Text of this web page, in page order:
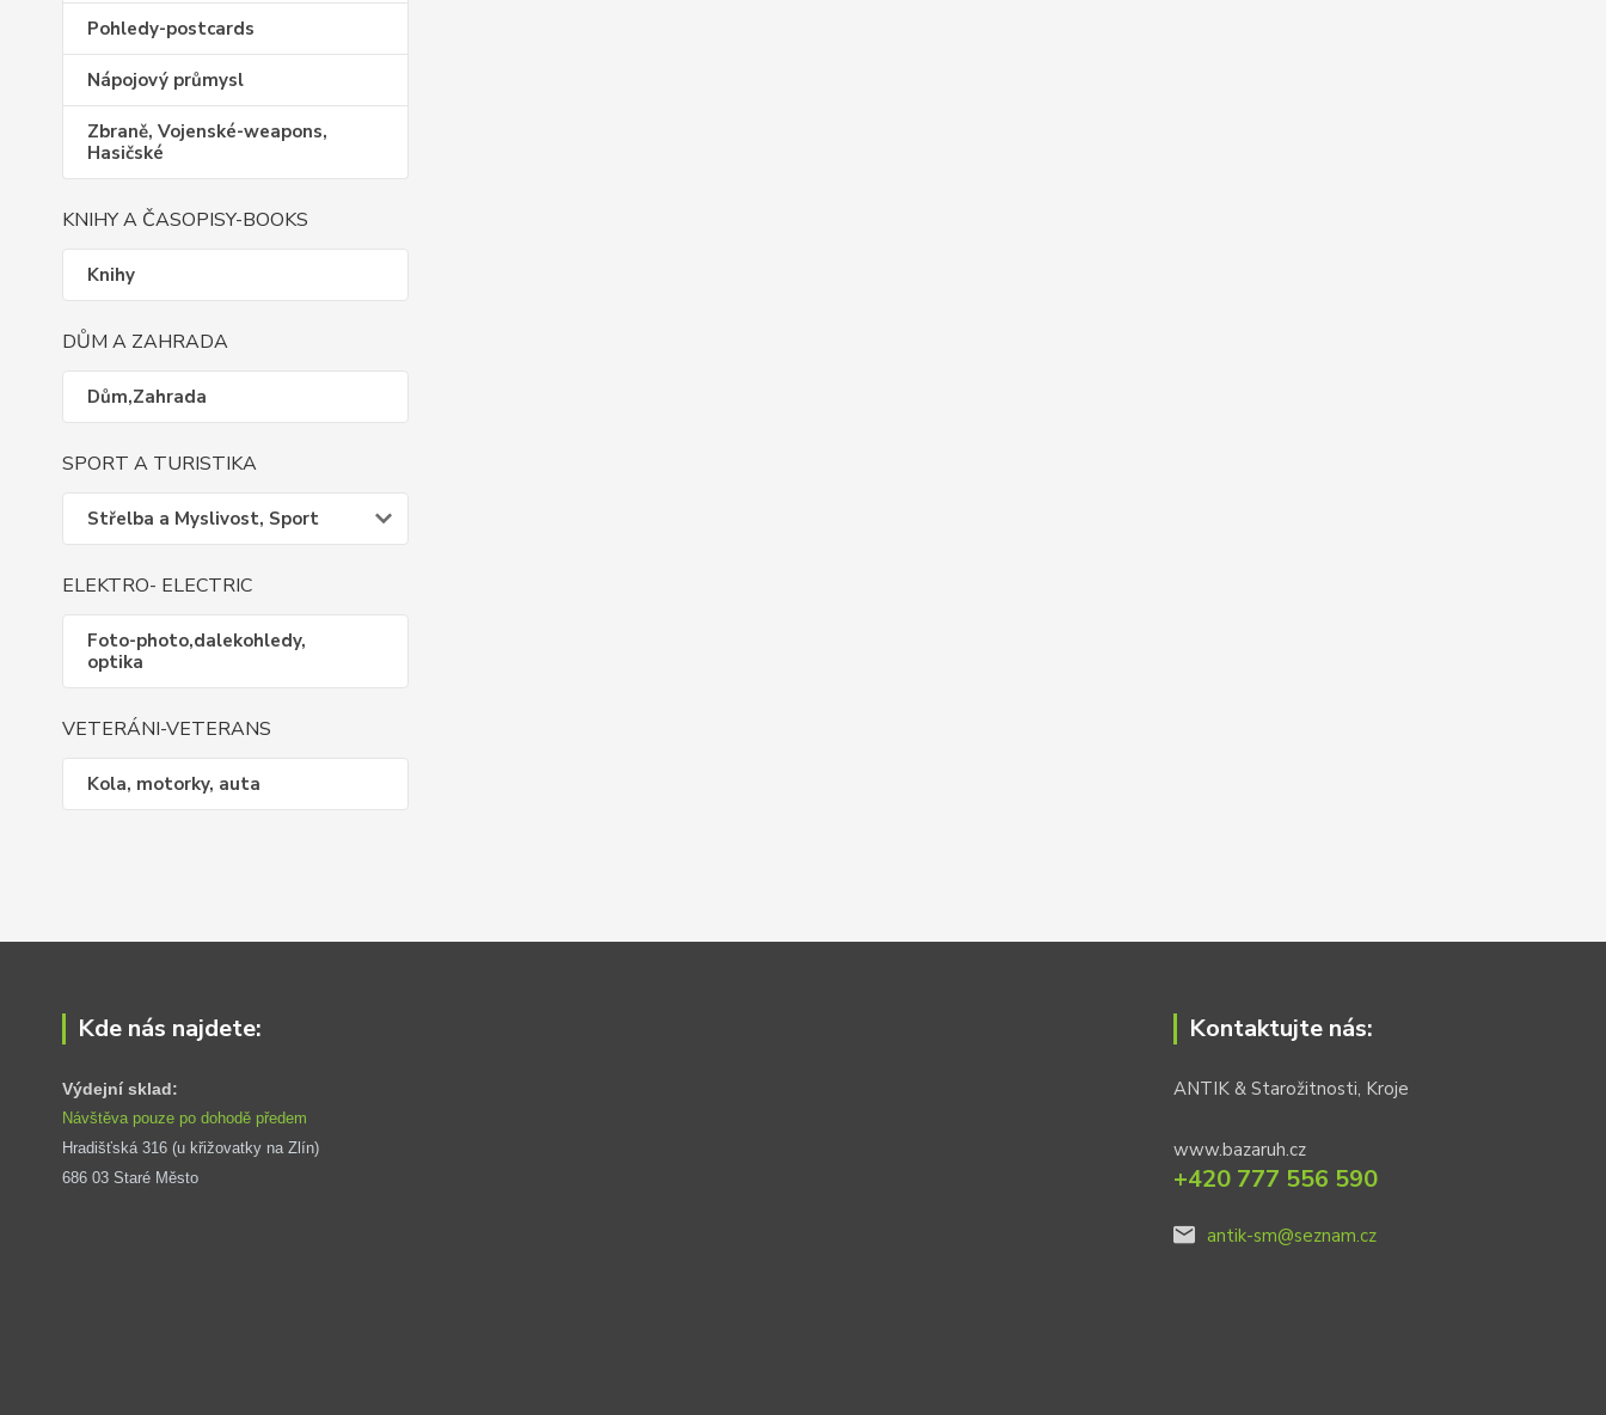
Pohledy-postcards
Nápojový průmysl
Zbraně, Vojenské-weapons,
Hasičské
KNIHY A ČASOPISY-BOOKS
Knihy
DŮM A ZAHRADA
Dům,Zahrada
SPORT A TURISTIKA
Střelba a Myslivost, Sport
ELEKTRO- ELECTRIC
Foto-photo,dalekohledy,
optika
VETERÁNI-VETERANS
Kola, motorky, auta
Kde nás najdete:
Výdejní sklad:
Návštěva pouze po dohodě předem
Hradišťská 316 (u křižovatky na Zlín)
686 03 Staré Město
Kontaktujte nás:
ANTIK & Starožitnosti, Kroje
www.bazaruh.cz
+420 777 556 590
antik-sm@seznam.cz